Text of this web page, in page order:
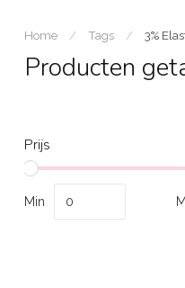
Home / Tags / 3%
Producten
Prijs
Min